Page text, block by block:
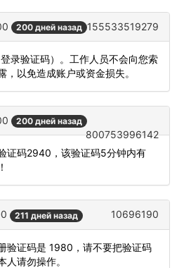
200 дней назад 155533519279
录验证码）。工作人员不会向您索
，以免造成账户或资金损失。
200 дней назад
800753996142
证码2940，该验证码5分钟内有
211 дней назад 10696190
验证码是 1980，请不要把验证码
人请勿操作。